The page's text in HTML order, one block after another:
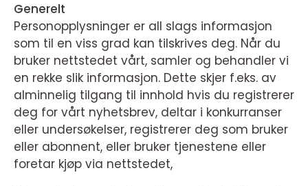
Generelt
Personopplysninger er all slags informasjon
som til en viss grad kan tilskrives deg. Når du
bruker nettstedet vårt, samler og behandler vi
en rekke slik informasjon. Dette skjer f.eks. av
alminnelig tilgang til innhold hvis du registrerer
deg for vårt nyhetsbrev, deltar i konkurranser
eller undersøkelser, registrerer deg som bruker
eller abonnent, eller bruker tjenestene eller
foretar kjøp via nettstedet,